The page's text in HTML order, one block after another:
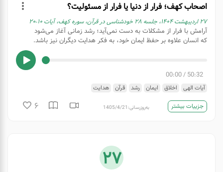
اصحاب کهف؛ فرار از دنیا یا فرار از مسئولیت؟
۲۷ اردیبهشت ۱۴۰۴، جلسه ۲۸ خودشناسی در قرآن، سوره کهف، آیات ۱۰-۲۰
آرامش با فرار از مشکلات به دست نمی‌آید؛ رشد زمانی آغاز می‌شود
که انسان علاوه بر حفظ ایمان خود، به فکر هدایت دیگران نیز باشد.
50:32
/
00:00
آیات الهی اخلاق ایمان رشد قرآن هدایت
جزییات بیشتر به‌روزرسانی: 1405/4/21
6
27